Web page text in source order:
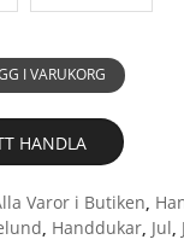
I VARUKORG
HANDLA
Varor i Butiken,
, Handdukar, Jul,